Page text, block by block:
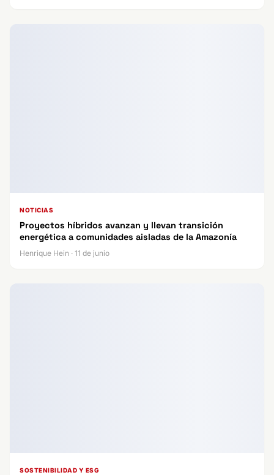
NOTICIAS
Proyectos híbridos avanzan y llevan transición
energética a comunidades aisladas de la Amazonía
Henrique Hein · 11 de junio
SOSTENIBILIDAD Y ESG